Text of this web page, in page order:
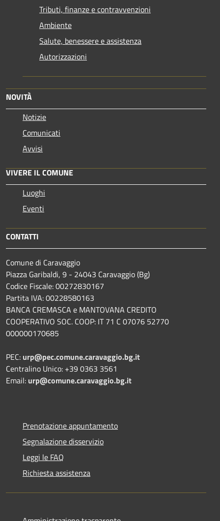
Tributi, finanze e contravvenzioni
Ambiente
Salute, benessere e assistenza
Autorizzazioni
NOVITÀ
Notizie
Comunicati
Avvisi
VIVERE IL COMUNE
Luoghi
Eventi
CONTATTI
Comune di Caravaggio
Piazza Garibaldi, 9 - 24043 Caravaggio (Bg)
Codice Fiscale: 00272830167
Partita IVA: 00228580163
BANCA CREMASCA e MANTOVANA CREDITO
COOPERATIVO SOC. COOP: IT 71 C 07076 52770
000000170685
PEC: urp@pec.comune.caravaggio.bg.it
Centralino Unico: +39 0363 3561
Email: urp@comune.caravaggio.bg.it
Prenotazione appuntamento
Segnalazione disservizio
Leggi le FAQ
Richiesta assistenza